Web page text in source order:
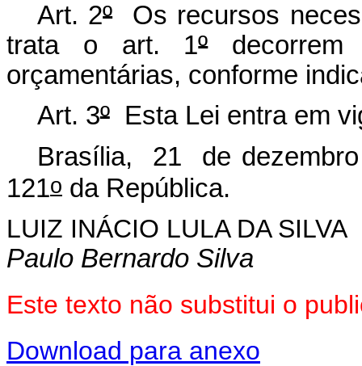
Art. 2ºOs recursos
trata o art. 1ºdecorrem
orçamentárias, conforme
Art. 3ºEsta Lei entra em
Brasília, 21 de
121o da República.
LUIZ INÁCIO LULA DA SILVA
Paulo Bernardo Silva
Este texto não substitui o
Download para anexo